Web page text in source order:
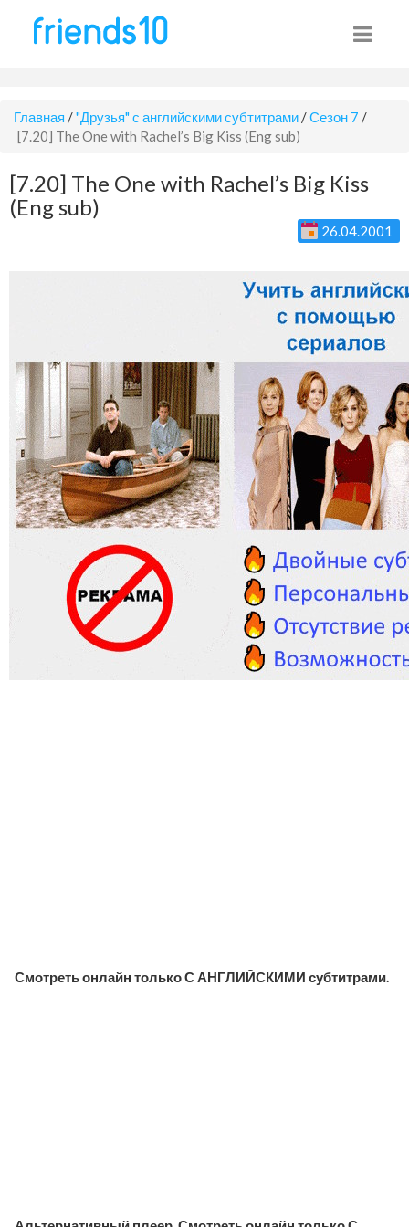
Главная /"Друзья" с английскими субтитрами /Сезон 7 /
[7.20] The One with Rachel’s Big Kiss (Eng sub)
[7.20] The One with Rachel’s Big Kiss
(Eng sub)
26.04.2001
Смотреть онлайн только С АНГЛИЙСКИМИ субтитрами.